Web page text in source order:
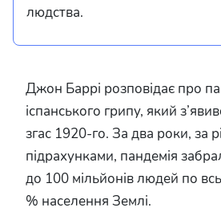
людства.
Джон Баррі розповідає про
іспанського грипу, який
згас 1920-го. За два роки, за
підрахунками, пандемія
до 100 мільйонів людей по
% населення Землі.